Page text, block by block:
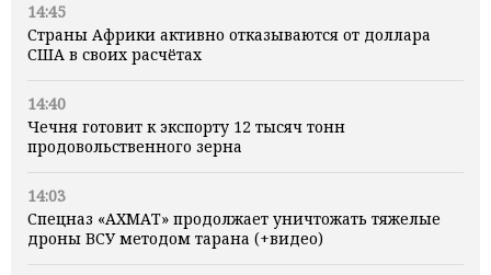
14:45
Страны Африки активно отказываются от доллара
США в своих расчётах
14:40
Чечня готовит к экспорту 12 тысяч тонн
продовольственного зерна
14:03
Спецназ «АХМАТ» продолжает уничтожать тяжелые
дроны ВСУ методом тарана (+видео)